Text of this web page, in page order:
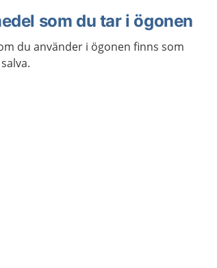
som du tar i ögonen
du använder i ögonen finns som